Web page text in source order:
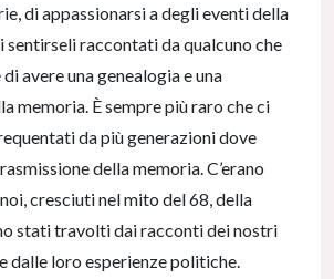
di appassionarsi a degli eventi della
sentirseli raccontati da qualcuno che
avere una genealogia e una
memoria. È sempre più raro che ci
da più generazioni dove
della memoria. C’erano
cresciuti nel mito del 68, della
stati travolti dai racconti dei nostri
dalle loro esperienze politiche.